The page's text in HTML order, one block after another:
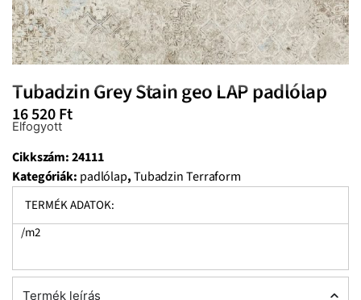
Tubadzin Grey Stain geo LAP padlólap
16 520Ft
Elfogyott
Cikkszám:24111
Kategóriák: padlólap,Tubadzin Terraform
TERMÉK ADATOK:
/m2
Termék leírás